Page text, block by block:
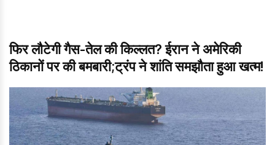
फिर लौटेगी गैस-तेल की किल्लत? ईरान ने अमेरिकी
ठिकानों पर की बमबारी;ट्रंप ने शांति समझौता हुआ खत्म!